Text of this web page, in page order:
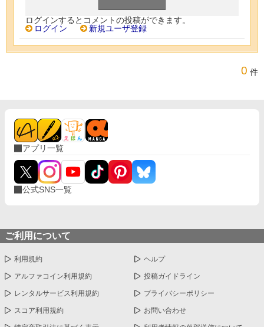
ログインするとコメントの投稿ができます。
ログイン
新規ユーザ登録
0 件
アプリ一覧
公式SNS一覧
ご利用について
利用規約 ヘルプ
アルファコイン利用規約 投稿ガイドライン
レンタルサービス利用規約 プライバシーポリシー
スコア利用規約 お問い合わせ